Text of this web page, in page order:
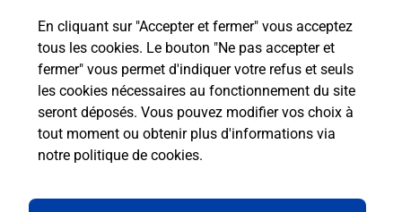
En cliquant sur "Accepter et fermer" vous acceptez
tous les cookies. Le bouton "Ne pas accepter et
fermer" vous permet d'indiquer votre refus et seuls
les cookies nécessaires au fonctionnement du site
seront déposés. Vous pouvez modifier vos choix à
tout moment ou obtenir plus d'informations via
notre politique de cookies.
Combien de temps est valable le
code bateau ?
Peut-on passer le permis bateau
avec le CPF ?